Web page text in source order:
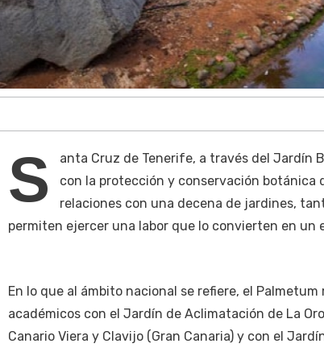
S
anta Cruz de Tenerife, a través del Jardín
con la protección y conservación botánica
relaciones con una decena de jardines,
permiten ejercer una labor que lo convierten en un
En lo que al ámbito nacional se refiere, el
académicos con el Jardín de Aclimatación de La
Canario Viera y Clavijo (Gran Canaria) y con el